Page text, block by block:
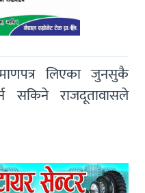
लिएका जुनसुकै
सकिने राजदूतावासले